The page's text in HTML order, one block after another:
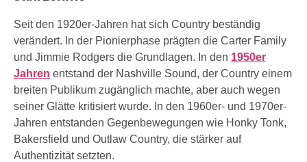
Seit den 1920er-Jahren hat sich Country beständig
verändert. In der Pionierphase prägten die Carter Family
und Jimmie Rodgers die Grundlagen. In den 1950er
Jahren entstand der Nashville Sound, der Country einem
breiten Publikum zugänglich machte, aber auch wegen
seiner Glätte kritisiert wurde. In den 1960er- und 1970er-
Jahren entstanden Gegenbewegungen wie Honky Tonk,
Bakersfield und Outlaw Country, die stärker auf
Authentizität setzten.